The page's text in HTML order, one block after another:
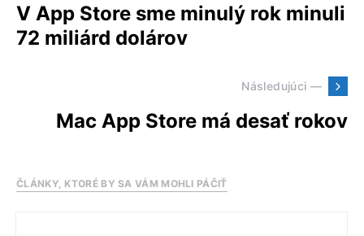
V App Store sme minulý rok minuli
72 miliárd dolárov
Následujúci —
Mac App Store má desať rokov
ČLÁNKY, KTORÉ BY SA VÁM MOHLI PÁČIŤ